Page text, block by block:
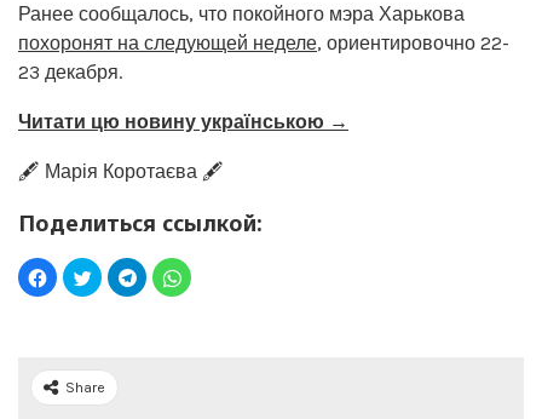
Ранее сообщалось, что покойного мэра Харькова
похоронят на следующей неделе, ориентировочно 22-
23 декабря.
Читати цю новину українською →
🖋️ Марія Коротаєва 🖋️
Поделиться ссылкой:
Share